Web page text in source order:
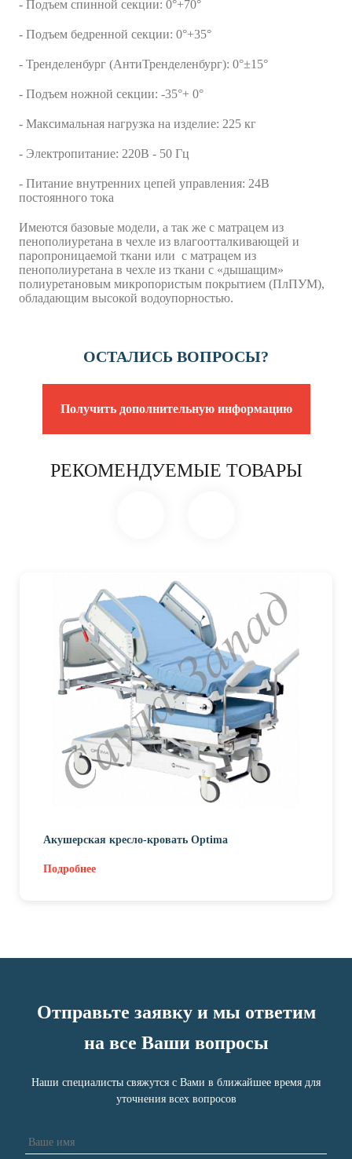
- Подъем спинной секции: 0°+70°
- Подъем бедренной секции: 0°+35°
- Тренделенбург (АнтиТренделенбург): 0°±15°
- Подъем ножной секции: -35°+ 0°
- Максимальная нагрузка на изделие: 225 кг
- Электропитание: 220В - 50 Гц
- Питание внутренних цепей управления: 24В
постоянного тока
Имеются базовые модели, а так же с матрацем из
пенополиуретана в чехле из влагоотталкивающей и
паропроницаемой ткани или с матрацем из
пенополиуретана в чехле из ткани с «дышащим»
полиуретановым микропористым покрытием (ПлПУМ),
обладающим высокой водоупорностью.
ОСТАЛИСЬ ВОПРОСЫ?
Получить дополнительную информацию
РЕКОМЕНДУЕМЫЕ ТОВАРЫ
Акушерская кресло-кровать Optima
Подробнее
Отправьте заявку и мы ответим
на все Ваши вопросы
Наши специалисты свяжутся с Вами в ближайшее время для
уточнения всех вопросов